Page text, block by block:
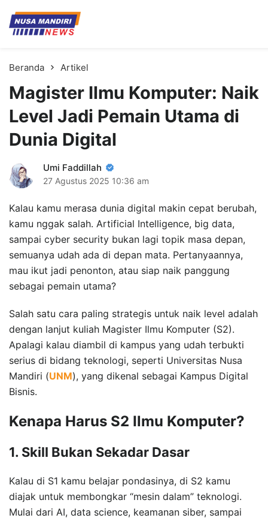
Kampus Digital Bisnis
Universitas Nusa Mandiri
Beranda Artikel
Magister Ilmu Komputer: Naik
Level Jadi Pemain Utama di
Dunia Digital
Umi Faddillah
27 Agustus 2025 10:36 am
Kalau kamu merasa dunia digital makin cepat berubah,
kamu nggak salah. Artificial Intelligence, big data,
sampai cyber security bukan lagi topik masa depan,
semuanya udah ada di depan mata. Pertanyaannya,
mau ikut jadi penonton, atau siap naik panggung
sebagai pemain utama?
Salah satu cara paling strategis untuk naik level adalah
dengan lanjut kuliah Magister Ilmu Komputer (S2).
Apalagi kalau diambil di kampus yang udah terbukti
serius di bidang teknologi, seperti Universitas Nusa
Mandiri (UNM), yang dikenal sebagai Kampus Digital
Bisnis.
Kenapa Harus S2 Ilmu Komputer?
1. Skill Bukan Sekadar Dasar
Kalau di S1 kamu belajar pondasinya, di S2 kamu
diajak untuk membongkar “mesin dalam” teknologi.
Mulai dari AI, data science, keamanan siber, sampai